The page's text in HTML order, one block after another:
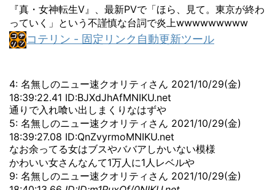
『真・女神転生V』、最新PVで「ほら、見て。東京が終わ
っていく」という不謹慎な台詞で炎上wwwwwwwww
コテリン - 固定リンク自動更新ツール
4: 名無しのニュー速クオリティさん 2021/10/29(金)
18:39:22.41 ID:BJXdJhAfMNIKU.net
通りで入れ喰い出しまくりなはずや
5: 名無しのニュー速クオリティさん 2021/10/29(金)
18:39:27.08 ID:QnZvyrmoMNIKU.net
なお余ってる女はブスやババアしかいない模様
かわいい女さんなんて1万人に1人レベルや
9: 名無しのニュー速クオリティさん 2021/10/29(金)